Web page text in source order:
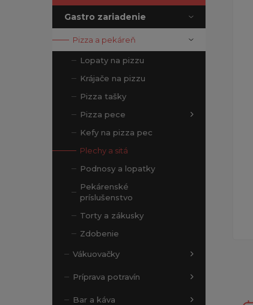
Gastro zariadenie
Pizza a pekáreň
Lopaty na pizzu
Krájače na pizzu
Pizza tašky
Pizza pece
Kefy na pizza pec
Plechy a sitá
Podnosy a lopatky
Pekárenské
príslušenstvo
Torty a zákusky
Zdobenie
Vákuovačky
Príprava potravín
Bar a káva